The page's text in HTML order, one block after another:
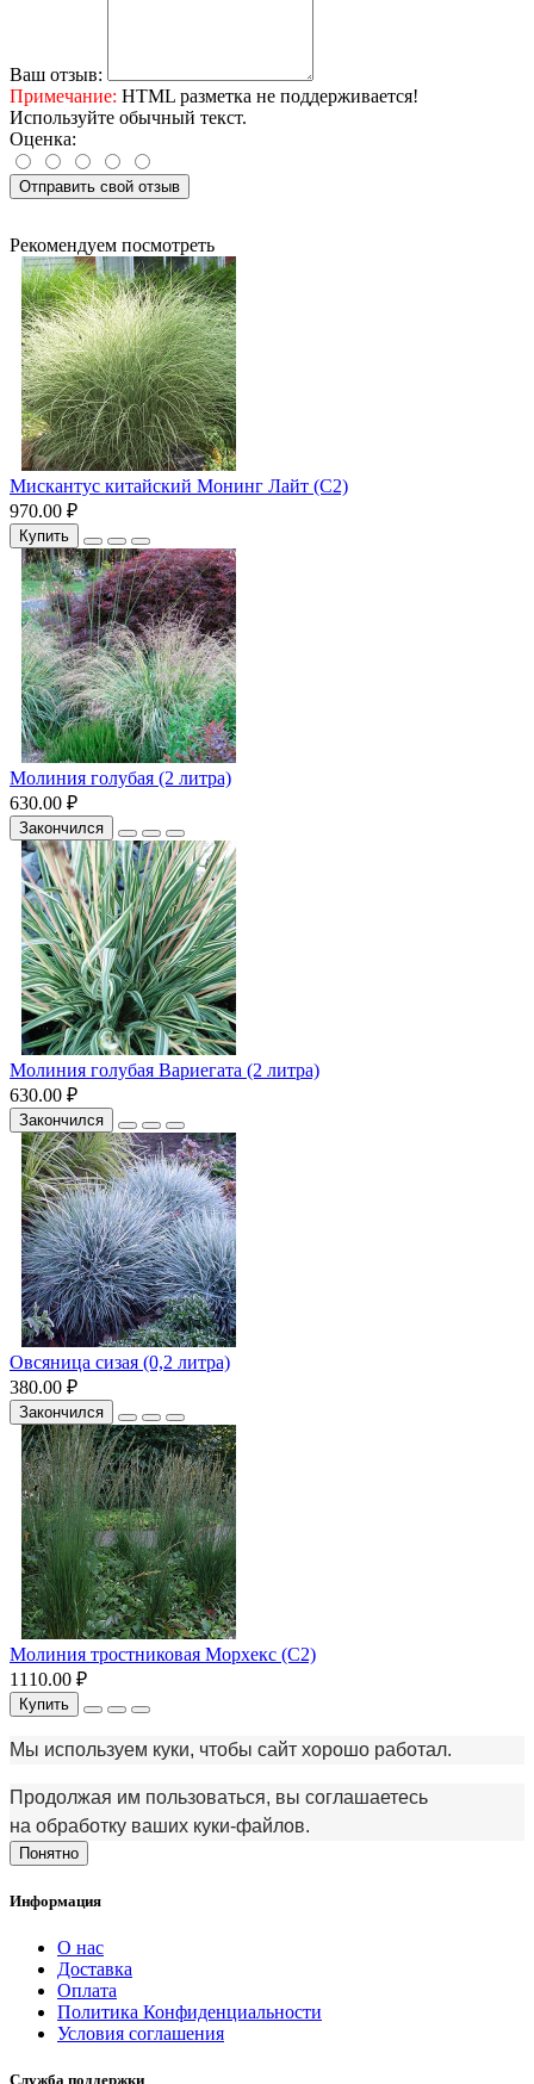
Ваш отзыв:
Примечание: HTML разметка не поддерживается!
Используйте обычный текст.
Оценка:
Отправить свой отзыв
Рекомендуем посмотреть
Мискантус китайский Монинг Лайт (С2)
970.00 ₽
Купить
Молиния голубая (2 литра)
630.00 ₽
Закончился
Молиния голубая Вариегата (2 литра)
630.00 ₽
Закончился
Овсяница сизая (0,2 литра)
380.00 ₽
Закончился
Молиния тростниковая Морхекс (С2)
1110.00 ₽
Купить
Мы используем куки, чтобы сайт хорошо работал.
Продолжая им пользоваться, вы соглашаетесь
на обработку ваших куки‑файлов.
Понятно
Информация
О нас
Доставка
Оплата
Политика Конфиденциальности
Условия соглашения
Служба поддержки